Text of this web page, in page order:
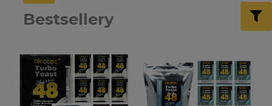
Bestsellery